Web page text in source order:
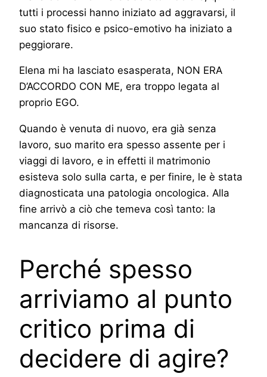
tutti i processi hanno iniziato ad aggravarsi, il
suo stato fisico e psico-emotivo ha iniziato a
peggiorare.
Elena mi ha lasciato esasperata, NON ERA
D’ACCORDO CON ME, era troppo legata al
proprio EGO.
Quando è venuta di nuovo, era già senza
lavoro, suo marito era spesso assente per i
viaggi di lavoro, e in effetti il matrimonio
esisteva solo sulla carta, e per finire, le è stata
diagnosticata una patologia oncologica. Alla
fine arrivò a ciò che temeva così tanto: la
mancanza di risorse.
Perché spesso
arriviamo al punto
critico prima di
decidere di agire?